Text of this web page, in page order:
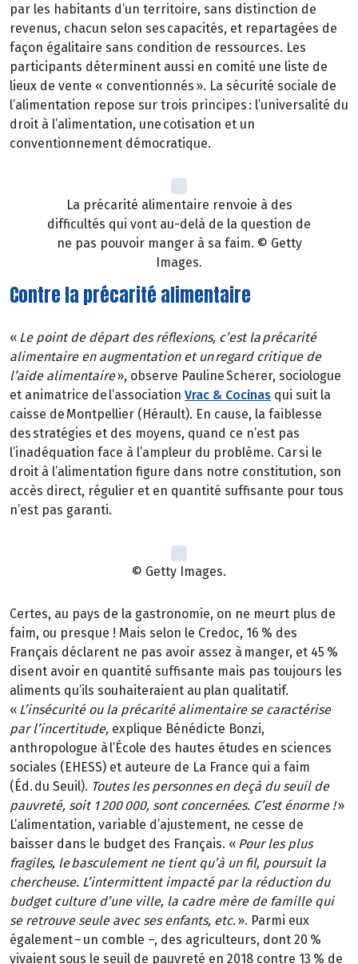
par les habitants d’un territoire, sans distinction de
revenus, chacun selon ses capacités, et repartagées de
façon égalitaire sans condition de ressources. Les
participants déterminent aussi en comité une liste de
lieux de vente « conventionnés ». La sécurité sociale de
l’alimentation repose sur trois principes : l’universalité du
droit à l’alimentation, une cotisation et un
conventionnement démocratique.
La précarité alimentaire renvoie à des
difficultés qui vont au-delà de la question de
ne pas pouvoir manger à sa faim. © Getty
Images.
Contre la précarité alimentaire
« Le point de départ des réflexions, c’est la précarité
alimentaire en augmentation et un regard critique de
l’aide alimentaire», observe Pauline Scherer, sociologue
et animatrice de l’association Vrac & Cocinas qui suit la
caisse de Montpellier (Hérault). En cause, la faiblesse
des stratégies et des moyens, quand ce n’est pas
l’inadéquation face à l’ampleur du problème. Car si le
droit à l’alimentation figure dans notre constitution, son
accès direct, régulier et en quantité suffisante pour tous
n’est pas garanti.
© Getty Images.
Certes, au pays de la gastronomie, on ne meurt plus de
faim, ou presque ! Mais selon le Credoc, 16 % des
Français déclarent ne pas avoir assez à manger, et 45 %
disent avoir en quantité suffisante mais pas toujours les
aliments qu’ils souhaiteraient au plan qualitatif.
« L’insécurité ou la précarité alimentaire se caractérise
par l’incertitude, explique Bénédicte Bonzi,
anthropologue à l’École des hautes études en sciences
sociales (EHESS) et auteure de La France qui a faim
(Éd. du Seuil). Toutes les personnes en deçà du seuil de
pauvreté, soit 1 200 000, sont concernées. C’est énorme !»
L’alimentation, variable d’ajustement, ne cesse de
baisser dans le budget des Français. « Pour les plus
fragiles, le basculement ne tient qu’à un fil, poursuit la
chercheuse. L’intermittent impacté par la réduction du
budget culture d’une ville, la cadre mère de famille qui
se retrouve seule avec ses enfants, etc.». Parmi eux
également – un comble –, des agriculteurs, dont 20 %
vivaient sous le seuil de pauvreté en 2018 contre 13 % de